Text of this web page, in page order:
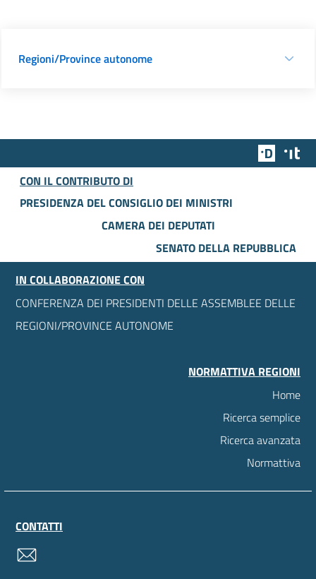
Regioni/Province autonome
Team
CON IL CONTRIBUTO DI
PRESIDENZA DEL CONSIGLIO DEI MINISTRI
CAMERA DEI DEPUTATI
SENATO DELLA REPUBBLICA
IN COLLABORAZIONE CON
CONFERENZA DEI PRESIDENTI DELLE ASSEMBLEE DELLE
REGIONI/PROVINCE AUTONOME
NORMATTIVA REGIONI
Home
Ricerca semplice
Ricerca avanzata
Normattiva
CONTATTI